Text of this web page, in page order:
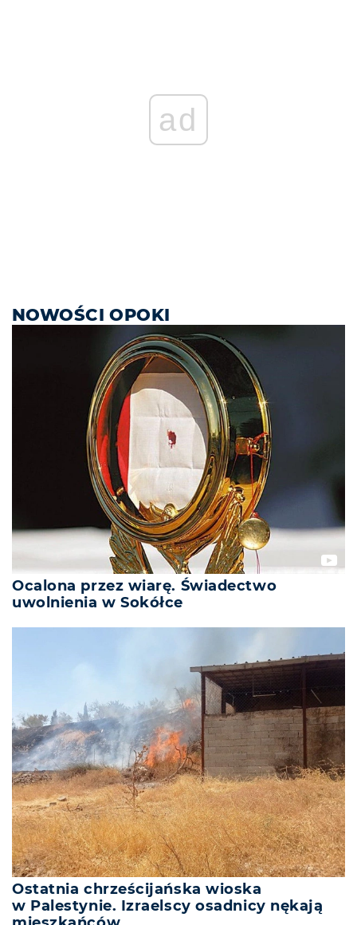
ad
NOWOŚCI OPOKI
Ocalona przez wiarę. Świadectwo
uwolnienia w Sokółce
Ostatnia chrześcijańska wioska
w Palestynie. Izraelscy osadnicy nękają